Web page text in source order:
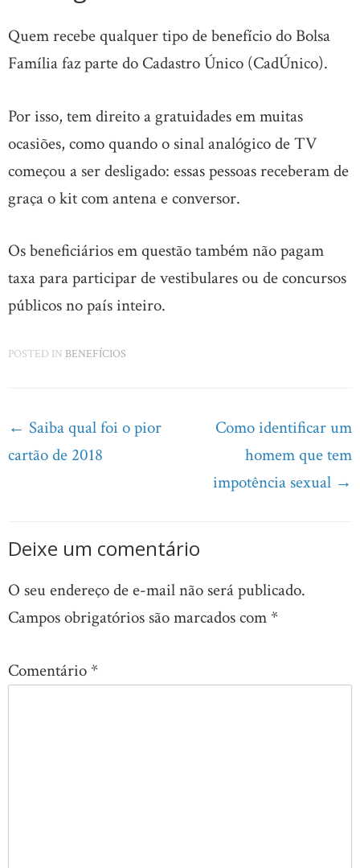
Quem recebe qualquer tipo de benefício do Bolsa
Família faz parte do Cadastro Único (CadÚnico).
Por isso, tem direito a gratuidades em muitas
ocasiões, como quando o sinal analógico de TV
começou a ser desligado: essas pessoas receberam de
graça o kit com antena e conversor.
Os beneficiários em questão também não pagam
taxa para participar de vestibulares ou de concursos
públicos no país inteiro.
POSTED IN BENEFÍCIOS
Post
navigation
← Saiba qual foi o pior
cartão de 2018
Como identificar um
homem que tem
impotência sexual →
Deixe um comentário
O seu endereço de e-mail não será publicado.
Campos obrigatórios são marcados com *
Comentário *